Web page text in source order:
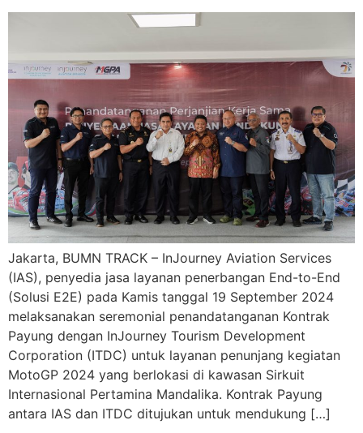
Jakarta, BUMN TRACK – InJourney Aviation Services
(IAS), penyedia jasa layanan penerbangan End-to-End
(Solusi E2E) pada Kamis tanggal 19 September 2024
melaksanakan seremonial penandatanganan Kontrak
Payung dengan InJourney Tourism Development
Corporation (ITDC) untuk layanan penunjang kegiatan
MotoGP 2024 yang berlokasi di kawasan Sirkuit
Internasional Pertamina Mandalika. Kontrak Payung
antara IAS dan ITDC ditujukan untuk mendukung […]